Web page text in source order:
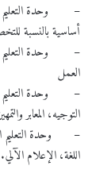
– وحدة التعليم
أساسية بالنسبة
– وحدة التعليم
العمل
– وحدة التعليم
التوجيه، المعابر
– وحدة التعليم
اللغة، الإعلام الآلي.